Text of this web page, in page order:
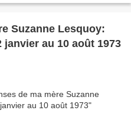
Suzanne Lesquoy:
janvier au 10 août 1973